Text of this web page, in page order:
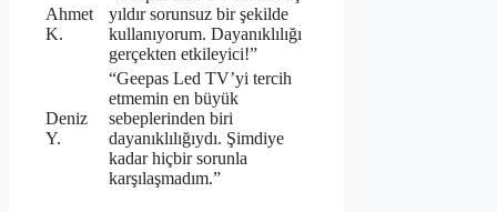
Ahmet
K.
yıldır sorunsuz bir şekilde
kullanıyorum. Dayanıklılığı
gerçekten etkileyici!”
Deniz
Y.
“Geepas Led TV’yi tercih
etmemin en büyük
sebeplerinden biri
dayanıklılığıydı. Şimdiye
kadar hiçbir sorunla
karşılaşmadım.”